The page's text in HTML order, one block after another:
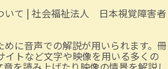
いて | 社会福祉法人 日本視覚障害者
に音声での解説が用いられます。冊
イトなど文字や映像を用いる多くの